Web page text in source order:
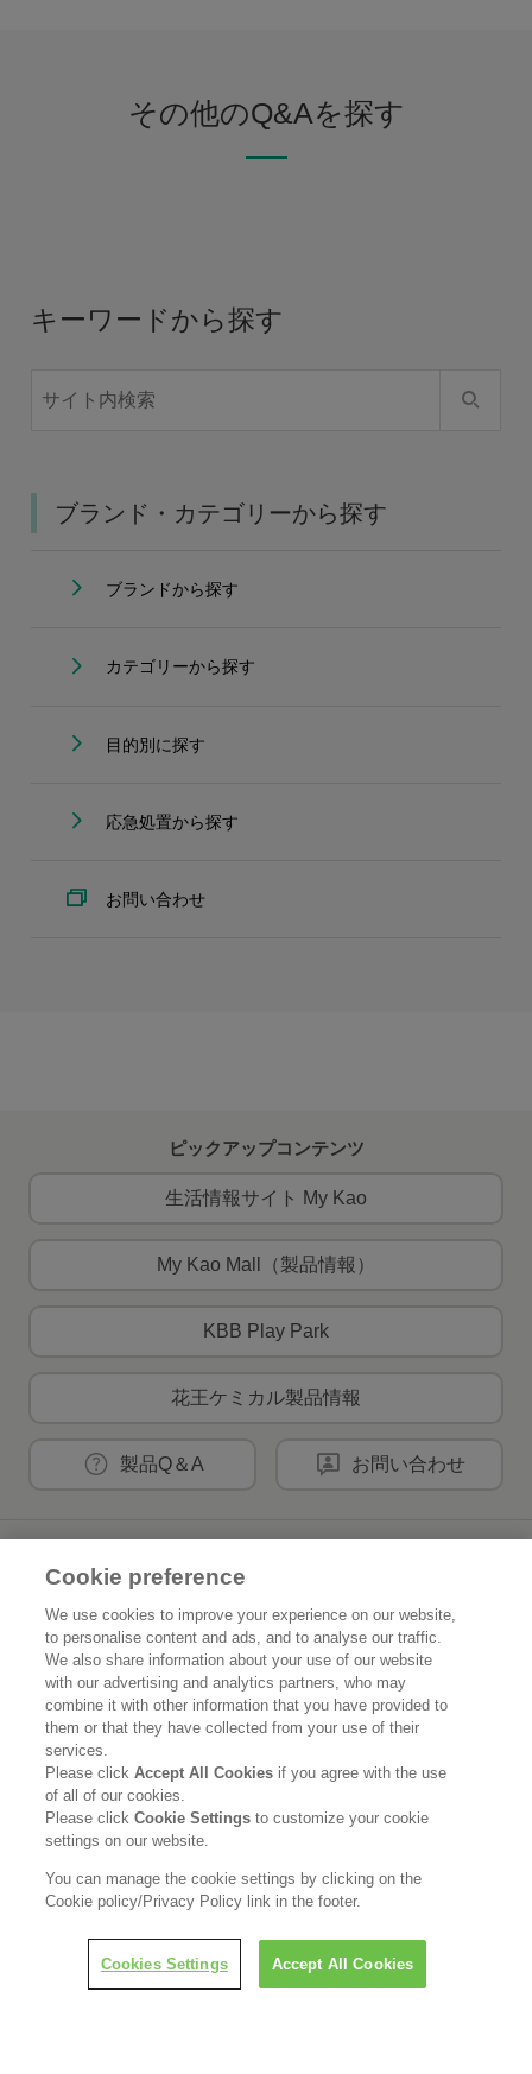
その他のQ&Aを探す
キーワードから探す
ブランド・カテゴリーから探す
ブランドから探す
カテゴリーから探す
目的別に探す
応急処置から探す
お問い合わせ
ピックアップコンテンツ
生活情報サイト My Kao
My Kao Mall（製品情報）
KBB Play Park
花王ケミカル製品情報
製品Q＆A お問い合わせ
Home 花王について
サステナビリティ
ブランド
ニュースルーム
花王のアクセシビリティ
利用者情報の外部送信 ソーシャルメディアポリシーLINEで担当者につなぐ
Cookie preference
We use cookies to improve your experience on our website,
to personalise content and ads, and to analyse our traffic.
We also share information about your use of our website
with our advertising and analytics partners, who may
combine it with other information that you have provided to
them or that they have collected from your use of their
services.
Please clickAccept All Cookies if you agree with the use
of all of our cookies.
Please clickCookie Settingsto customize your cookie
settings on our website.
You can manage the cookie settings by clicking on the
Cookie policy/Privacy Policy link in the footer.
Cookies Settings Accept All Cookies